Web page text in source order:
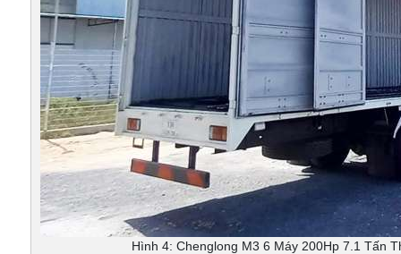
Hình 4: Chenglong M3 6 Máy 200Hp 7.1 Tấn